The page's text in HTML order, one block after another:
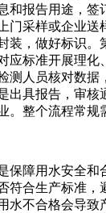
和报告用途，签
门采样或企业送
装，做好标识。
应标准开展理化
测人员核对数据
出具报告，审核
。整个流程常规
保障用水安全和
符合生产标准，
水不合格会导致